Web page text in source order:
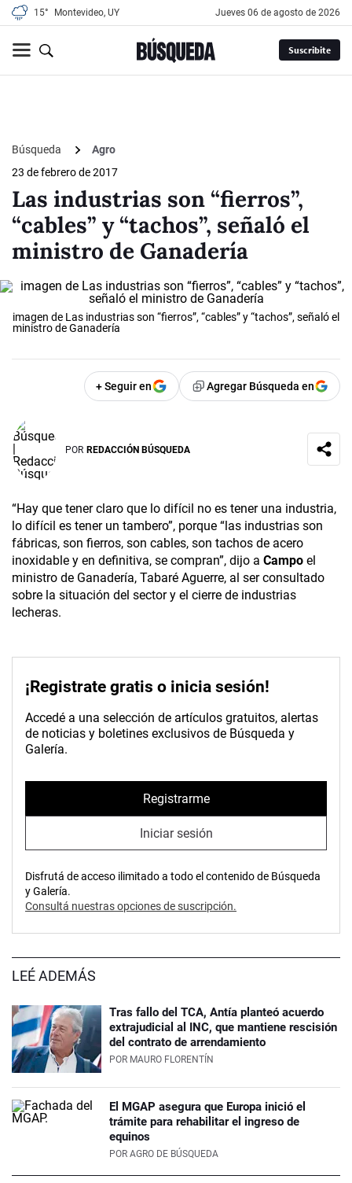
15° Montevideo, UY jueves 06 de agosto de 2026
Suscribite
Búsqueda
Agro
23 de febrero de 2017
Las industrias son “fierros”,
“cables” y “tachos”, señaló el
ministro de Ganadería
imagen de Las industrias son “fierros”, “cables” y “tachos”, señaló el
ministro de Ganadería
+ Seguir en Agregar Búsqueda en
POR REDACCIÓN BÚSQUEDA
“Hay que tener claro que lo difícil no es tener una industria,
lo difícil es tener un tambero”, porque “las industrias son
fábricas, son fierros, son cables, son tachos de acero
inoxidable y en definitiva, se compran”, dijo a Campo el
ministro de Ganadería, Tabaré Aguerre, al ser consultado
sobre la situación del sector y el cierre de industrias
lecheras.
¡Registrate gratis o inicia sesión!
Accedé a una selección de artículos gratuitos, alertas
de noticias y boletines exclusivos de Búsqueda y
Galería.
Registrarme
Iniciar sesión
Disfrutá de acceso ilimitado a todo el contenido de Búsqueda
y Galería.
Consultá nuestras opciones de suscripción.
LEÉ ADEMÁS
Tras fallo del TCA, Antía planteó acuerdo
extrajudicial al INC, que mantiene rescisión
del contrato de arrendamiento
POR MAURO FLORENTÍN
El MGAP asegura que Europa inició el
trámite para rehabilitar el ingreso de
equinos
POR AGRO DE BÚSQUEDA